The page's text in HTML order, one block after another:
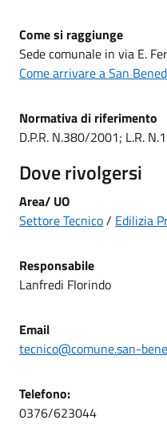
Come si raggiunge
Sede comunale in via E.
Come arrivare a San
Normativa di riferimento
D.P.R. N.380/2001; L.R.
Dove rivolgersi
Area/ UO
Settore Tecnico/ Edilizia
Responsabile
Lanfredi Florindo
Email
tecnico@comune.san-
Telefono:
0376/623044